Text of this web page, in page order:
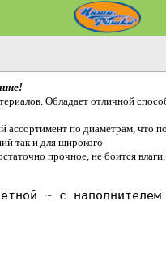
Обладает отличной
по диаметрам, что
так и для широкого
прочное, не боится
~ с наполнителем